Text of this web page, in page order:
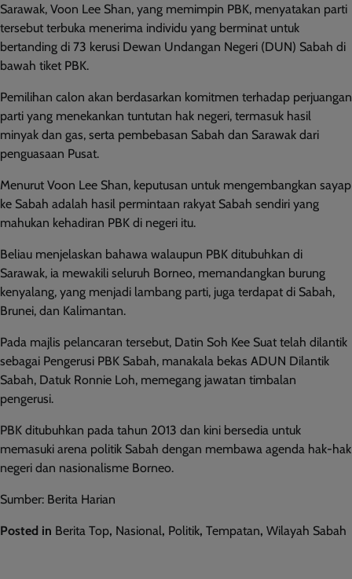
Sarawak, Voon Lee Shan, yang memimpin PBK, menyatakan parti
tersebut terbuka menerima individu yang berminat untuk
bertanding di 73 kerusi Dewan Undangan Negeri (DUN) Sabah di
bawah tiket PBK.
Pemilihan calon akan berdasarkan komitmen terhadap perjuangan
parti yang menekankan tuntutan hak negeri, termasuk hasil
minyak dan gas, serta pembebasan Sabah dan Sarawak dari
penguasaan Pusat.
Menurut Voon Lee Shan, keputusan untuk mengembangkan sayap
ke Sabah adalah hasil permintaan rakyat Sabah sendiri yang
mahukan kehadiran PBK di negeri itu.
Beliau menjelaskan bahawa walaupun PBK ditubuhkan di
Sarawak, ia mewakili seluruh Borneo, memandangkan burung
kenyalang, yang menjadi lambang parti, juga terdapat di Sabah,
Brunei, dan Kalimantan.
Pada majlis pelancaran tersebut, Datin Soh Kee Suat telah dilantik
sebagai Pengerusi PBK Sabah, manakala bekas ADUN Dilantik
Sabah, Datuk Ronnie Loh, memegang jawatan timbalan
pengerusi.
PBK ditubuhkan pada tahun 2013 dan kini bersedia untuk
memasuki arena politik Sabah dengan membawa agenda hak-hak
negeri dan nasionalisme Borneo.
Sumber: Berita Harian
Posted in Berita Top, Nasional, Politik, Tempatan, Wilayah Sabah